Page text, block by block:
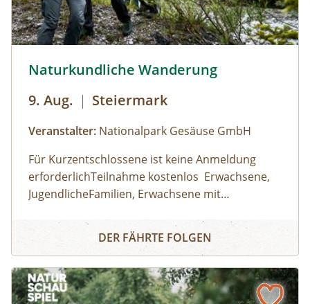
Naturkundliche Wanderung
9. Aug. | Steiermark
Veranstalter: Nationalpark Gesäuse GmbH
Für Kurzentschlossene ist keine Anmeldung
erforderlichTeilnahme kostenlos Erwachsene,
JugendlicheFamilien, Erwachsene mit
Parkplatz HaindlkarhütteDauer: 09:00 Uhr -
Wetterfeste Kleidung, feste Schuhe; Getränk
und Jause nach eigenem Bedarf
Naturkundliche Wanderung
DER FÄHRTE FOLGEN